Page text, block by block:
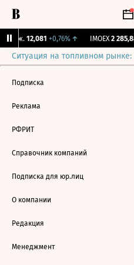
Бирж. 12,081 +0,76%↑ IMOEX 2 285,88
Ситуация на топливном
Подписка
Реклама
РФРИТ
Справочник компаний
Подписка для юр.лиц
О компании
Редакция
Менеджмент